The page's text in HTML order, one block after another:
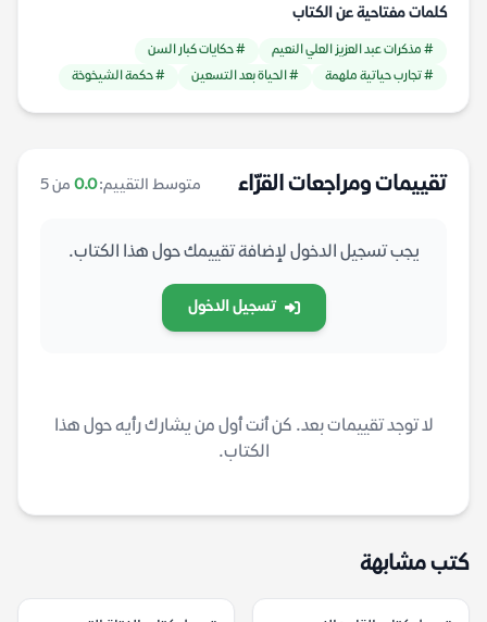
كلمات مفتاحية عن الكتاب
# مذكرات عبد العزيز العلي النعيم
# حكايات كبار السن
# تجارب حياتية ملهمة
# الحياة بعد التسعين # حكمة الشيخوخة
تقييمات ومراجعات القرّاء متوسط التقييم:0.0 من 5
يجب تسجيل الدخول لإضافة تقييمك حول هذا الكتاب.
تسجيل الدخول
لا توجد تقييمات بعد. كن أنت أول من يشارك رأيه حول هذا
الكتاب.
كتب مشابهة